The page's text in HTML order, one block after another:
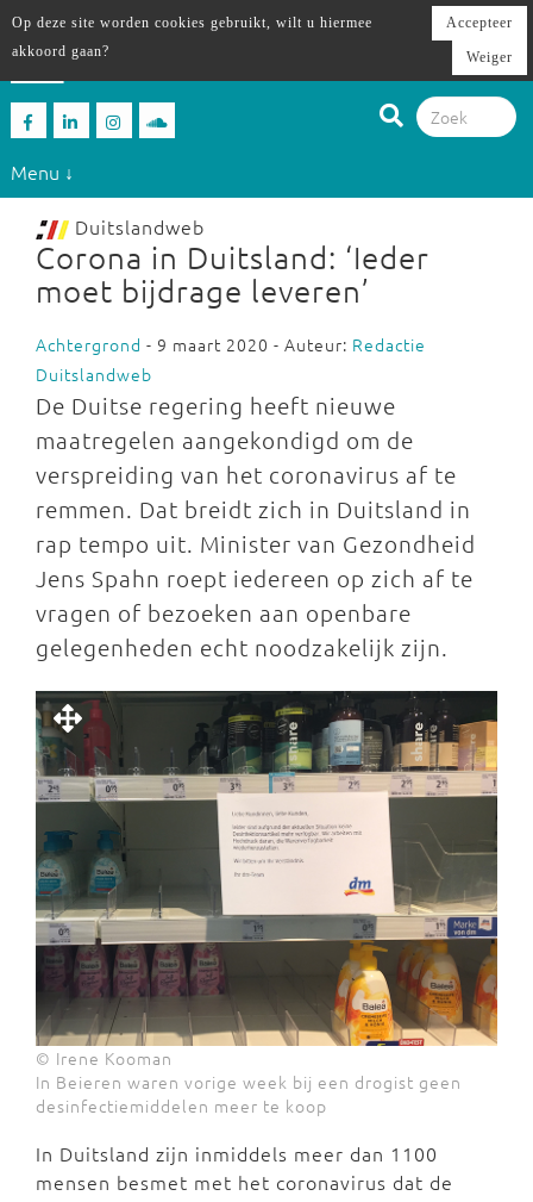
Menu ↓
Duitslandweb
Corona in Duitsland: ‘Ieder
moet bijdrage leveren’
Achtergrond - 9 maart 2020 - Auteur: Redactie
Duitslandweb
De Duitse regering heeft nieuwe
maatregelen aangekondigd om de
verspreiding van het coronavirus af te
remmen. Dat breidt zich in Duitsland in
rap tempo uit. Minister van Gezondheid
Jens Spahn roept iedereen op zich af te
vragen of bezoeken aan openbare
gelegenheden echt noodzakelijk zijn.
© Irene Kooman
In Beieren waren vorige week bij een drogist geen
desinfectiemiddelen meer te koop
In Duitsland zijn inmiddels meer dan 1100
mensen besmet met het coronavirus dat de
Op deze site worden cookies gebruikt, wilt u hiermee
akkoord gaan?
Accepteer
Weiger